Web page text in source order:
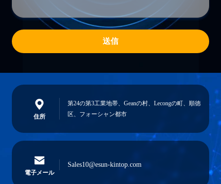
送信
住所
第24の第3工業地帯、Geanの村、Lecongの町、順徳
区、フォーシャン都市
電子メール
Sales10@esun-kintop.com